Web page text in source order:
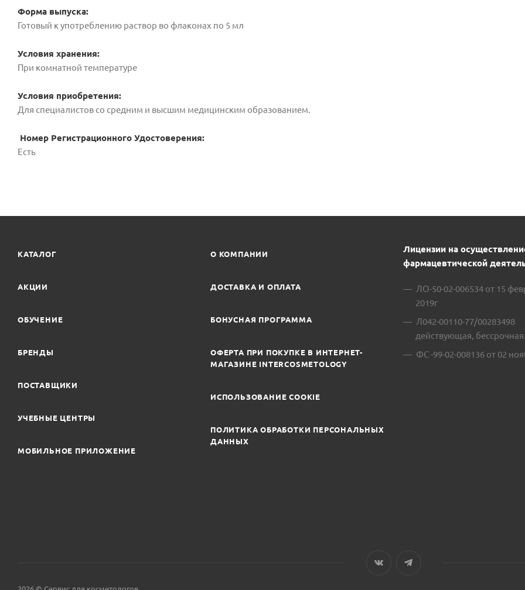
Форма выпуска:
Готовый к употреблению раствор во флаконах по 5 мл
Условия хранения:
При комнатной температуре
Условия приобретения:
Для специалистов со средним и высшим медицинским образованием.
Номер Регистрационного Удостоверения:
Есть
КАТАЛОГ
АКЦИИ
ОБУЧЕНИЕ
БРЕНДЫ
ПОСТАВЩИКИ
УЧЕБНЫЕ ЦЕНТРЫ
МОБИЛЬНОЕ ПРИЛОЖЕНИЕ
О КОМПАНИИ
ДОСТАВКА И ОПЛАТА
БОНУСНАЯ ПРОГРАММА
ОФЕРТА ПРИ ПОКУПКЕ В ИНТЕРНЕТ-
МАГАЗИНЕ INTERCOSMETOLOGY
ИСПОЛЬЗОВАНИЕ COOKIE
ПОЛИТИКА ОБРАБОТКИ ПЕРСОНАЛЬНЫХ
ДАННЫХ
Лицензии на
фармацевтической
ЛО-50-02-006534 от 15
2019г
Л042-00110-77/00283498
действующая, бессрочная.
ФС -99-02-008136 от 02